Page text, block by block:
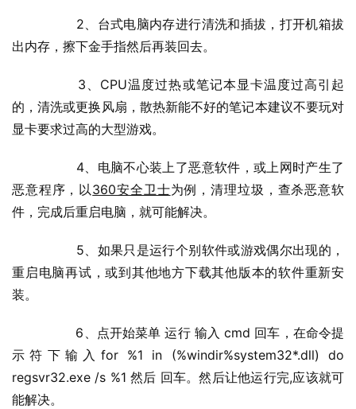
出内存，擦下金手指然后再装回去。
的，清洗或更换风扇，散热新能不好的笔记本建议不要玩对
显卡要求过高的大型游戏。
恶意程序，以360安全卫士为例，清理垃圾，查杀恶意软
件，完成后重启电脑，就可能解决。
重启电脑再试，或到其他地方下载其他版本的软件重新安
装。
示符下输入for %1 in (%windir%system32*.dll) do
regsvr32.exe /s %1 然后 回车。然后让他运行完,应该就可
能解决。